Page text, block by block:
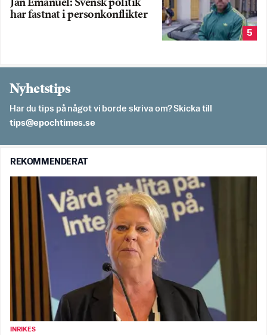
Jan Emanuel: Svensk politik
har fastnat i personkonflikter
5
Nyhetstips
Har du tips på något vi borde skriva om? Skicka till
es.semithcope@spit
REKOMMENDERAT
INRIKES